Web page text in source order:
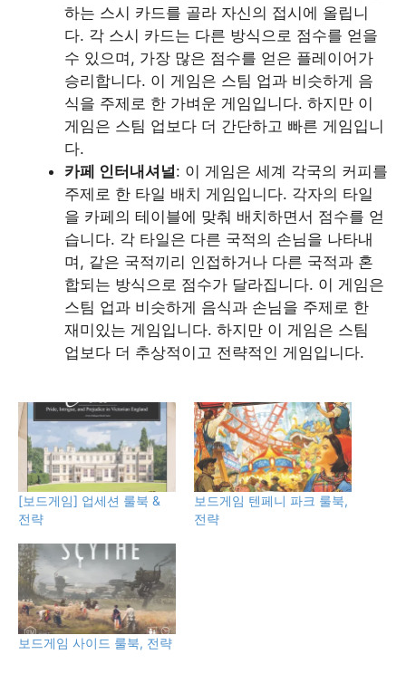
하는 스시 카드를 골라 자신의 접시에 올립니
다. 각 스시 카드는 다른 방식으로 점수를 얻을
수 있으며, 가장 많은 점수를 얻은 플레이어가
승리합니다. 이 게임은 스팀 업과 비슷하게 음
식을 주제로 한 가벼운 게임입니다. 하지만 이
게임은 스팀 업보다 더 간단하고 빠른 게임입니
다.
카페 인터내셔널: 이 게임은 세계 각국의 커피를
주제로 한 타일 배치 게임입니다. 각자의 타일
을 카페의 테이블에 맞춰 배치하면서 점수를 얻
습니다. 각 타일은 다른 국적의 손님을 나타내
며, 같은 국적끼리 인접하거나 다른 국적과 혼
합되는 방식으로 점수가 달라집니다. 이 게임은
스팀 업과 비슷하게 음식과 손님을 주제로 한
재미있는 게임입니다. 하지만 이 게임은 스팀
업보다 더 추상적이고 전략적인 게임입니다.
[보드게임] 업세션 룰북 &
전략
보드게임 텐페니 파크 룰북,
전략
보드게임 사이드 룰북, 전략